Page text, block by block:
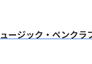
ージック・ペンクラ